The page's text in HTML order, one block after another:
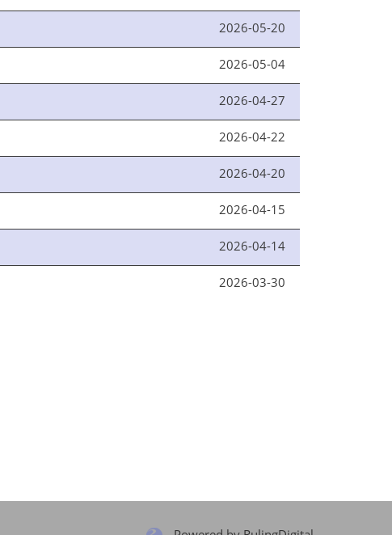
2026-05-20
2026-05-04
2026-04-27
2026-04-22
2026-04-20
2026-04-15
2026-04-14
2026-03-30